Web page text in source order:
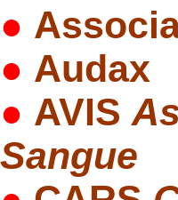
●
● Audax
● AVIS
Sangue